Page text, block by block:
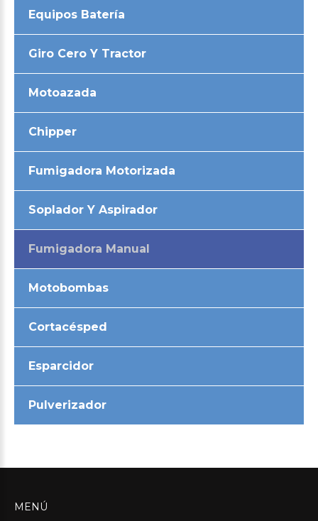
Equipos Batería
Giro Cero Y Tractor
Motoazada
Chipper
Fumigadora Motorizada
Soplador Y Aspirador
Fumigadora Manual
Motobombas
Cortacésped
Esparcidor
Pulverizador
MENÚ